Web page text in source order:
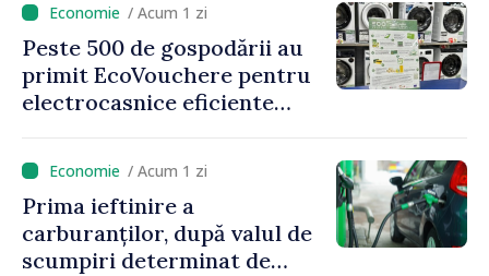
/ Acum 1 zi
Peste 500 de gospodării au
primit EcoVouchere pentru
electrocasnice eficiente
/ Acum 1 zi
Prima ieftinire a
carburanților, după valul de
scumpiri determinat de